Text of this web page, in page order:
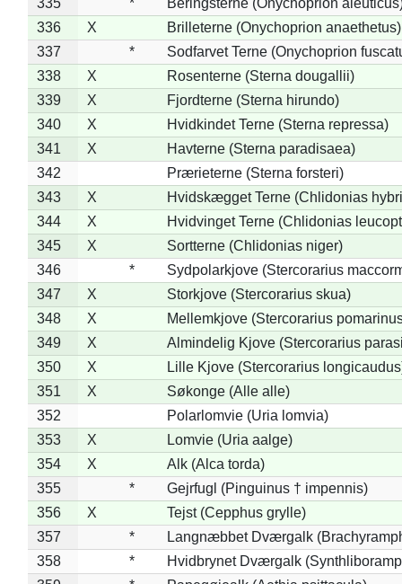
336
X
Brilleterne (Onychoprion anaethetus)
337
*
Sodfarvet Terne (Onychoprion
338
X
Rosenterne (Sterna dougallii)
339
X
Fjordterne (Sterna hirundo)
340
X
Hvidkindet Terne (Sterna repressa)
341
X
Havterne (Sterna paradisaea)
342
Prærieterne (Sterna forsteri)
343
X
Hvidskægget Terne (Chlidonias
344
X
Hvidvinget Terne (Chlidonias
345
X
Sortterne (Chlidonias niger)
346
*
Sydpolarkjove (Stercorarius
347
X
Storkjove (Stercorarius skua)
348
X
Mellemkjove (Stercorarius
349
X
Almindelig Kjove (Stercorarius
350
X
Lille Kjove (Stercorarius
351
X
Søkonge (Alle alle)
352
Polarlomvie (Uria lomvia)
353
X
Lomvie (Uria aalge)
354
X
Alk (Alca torda)
355
*
Gejrfugl (Pinguinus † impennis)
356
X
Tejst (Cepphus grylle)
357
*
Langnæbbet Dværgalk
358
*
Hvidbrynet Dværgalk